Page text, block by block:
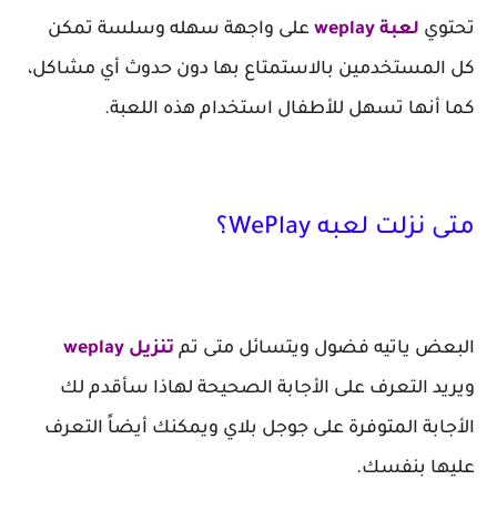
تحتوي لعبة weplay
على واجهة سهله وسلسة تمكن
كل المستخدمين بالاستمتاع بها دون حدوث أي مشاكل،
كما أنها تسهل للأطفال استخدام هذه اللعبة.
متى نزلت لعبه WePlay؟
البعض ياتيه فضول ويتسائل متى تم تنزيل weplay
ويريد التعرف على الأجابة الصحيحة لهاذا سأقدم لك
الأجابة المتوفرة على جوجل بلاي ويمكنك أيضاً التعرف
عليها بنفسك.